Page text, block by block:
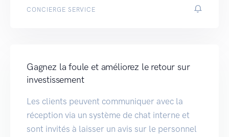
CONCIERGE SERVICE
Gagnez la foule et améliorez le retour sur
investissement
Les clients peuvent communiquer avec la
réception via un système de chat interne et
sont invités à laisser un avis sur le personnel